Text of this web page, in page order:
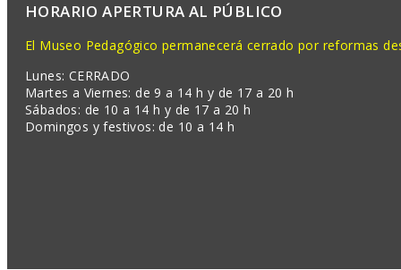
HORARIO APERTURA AL PÚBLICO
El Museo Pedagógico permanecerá cerrado por reformas
Lunes: CERRADO
Martes a Viernes: de 9 a 14 h y de 17 a 20 h
Sábados: de 10 a 14 h y de 17 a 20 h
Domingos y festivos: de 10 a 14 h